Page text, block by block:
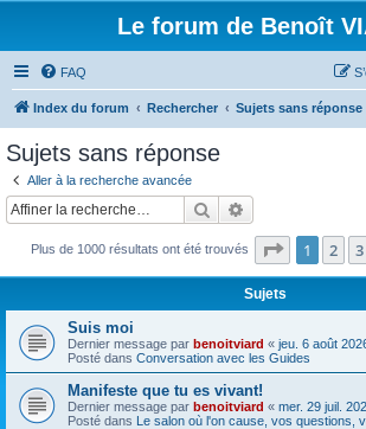
Le forum de Benoît
FAQ
Index du forum Rechercher Sujets sans réponse
Sujets sans réponse
Aller à la recherche avancée
Rechercher
Plus de 1000 résultats ont été trouvés Page 1sur
1 2 3
Sujets
Suis moi
Dernier message par benoitviard « jeu. 6 août
Posté dans Conversation avec les Guides
Manifeste que tu es vivant!
Dernier message par benoitviard « mer. 29 juil.
Posté dans Le salon où l'on cause, vos questions,